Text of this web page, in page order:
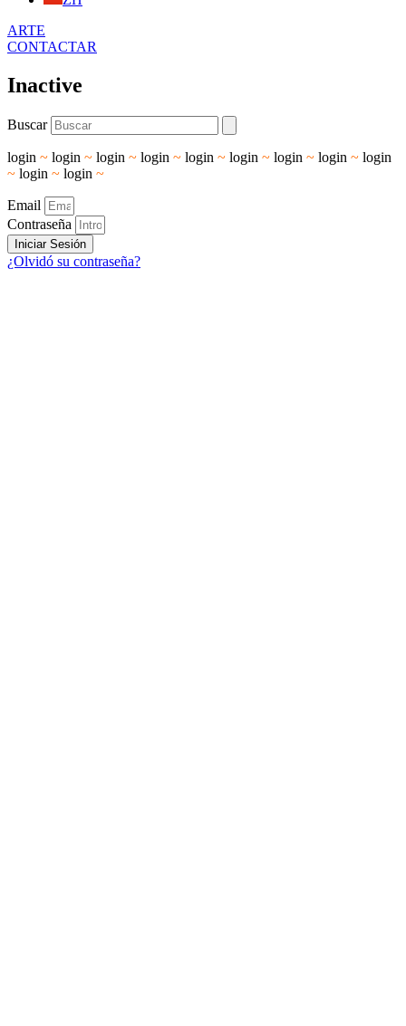
ARTE
CONTACTAR
Inactive
Buscar
login ~ login ~ login ~ login ~ login ~ login ~ login ~ login ~ login
~ login ~ login ~
Email
Contraseña
Iniciar Sesión
¿Olvidó su contraseña?